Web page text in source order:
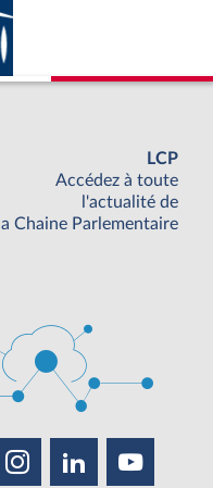
LCP
Accédez à toute
l'actualité de
la Chaine Parlementaire